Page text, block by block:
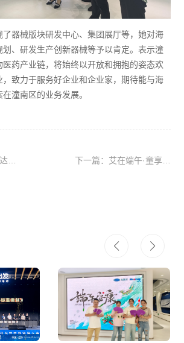
器械版块研发中心、集团展厅等，她对海
划、研发生产创新器械等予以肯定。表示潼
药产业链，将始终以开放和拥抱的姿态欢
致力于服务好企业和企业家，期待能与海
潼南区的业务发展。
！
下一篇：艾在端午·童享六